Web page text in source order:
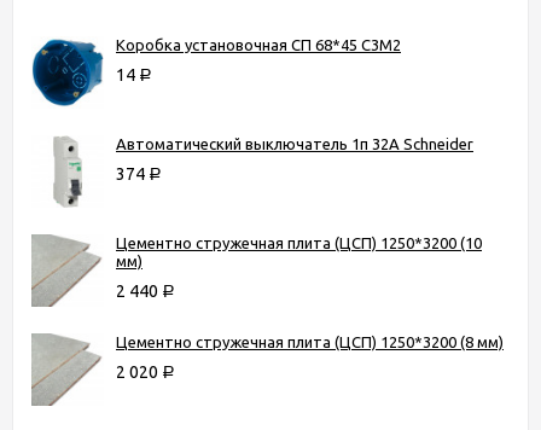
Коробка установочная СП 68*45 С3М2
14 Р
Автоматический выключатель 1п 32А Schneider
374 Р
Цементно стружечная плита (ЦСП) 1250*3200 (10
мм)
2 440 Р
Цементно стружечная плита (ЦСП) 1250*3200 (8 мм)
2 020 Р